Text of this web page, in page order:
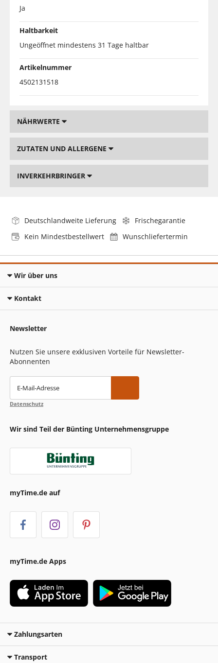
Ja
Haltbarkeit
Ungeöffnet mindestens 31 Tage haltbar
Artikelnummer
4502131518
NÄHRWERTE
ZUTATEN UND ALLERGENE
INVERKEHRBRINGER
Deutschlandweite Lieferung
Frischegarantie
Kein Mindestbestellwert
Wunschliefertermin
Wir über uns
Kontakt
Newsletter
Nutzen Sie unsere exklusiven Vorteile für Newsletter-
Abonnenten
E-Mail-Adresse
Datenschutz
Wir sind Teil der Bünting Unternehmensgruppe
myTime.de auf
myTime.de Apps
Zahlungsarten
Transport